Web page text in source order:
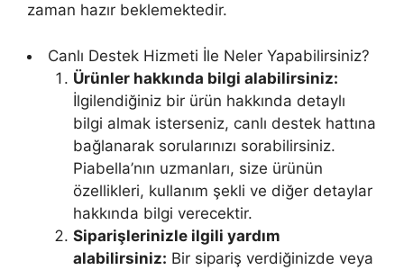
zaman hazır beklemektedir.
Canlı Destek Hizmeti İle Neler Yapabilirsiniz?
Ürünler hakkında bilgi alabilirsiniz:
İlgilendiğiniz bir ürün hakkında detaylı
bilgi almak isterseniz, canlı destek hattına
bağlanarak sorularınızı sorabilirsiniz.
Piabella’nın uzmanları, size ürünün
özellikleri, kullanım şekli ve diğer detaylar
hakkında bilgi verecektir.
Siparişlerinizle ilgili yardım
alabilirsiniz: Bir sipariş verdiğinizde veya